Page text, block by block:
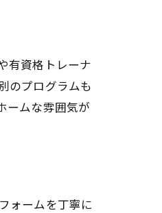
有資格トレーナ
のプログラムも
ームな雰囲気が
ォームを丁寧に